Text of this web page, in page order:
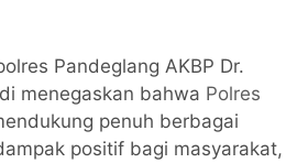
Pandeglang AKBP Dr.
menegaskan bahwa Polres
penuh berbagai
positif bagi masyarakat,